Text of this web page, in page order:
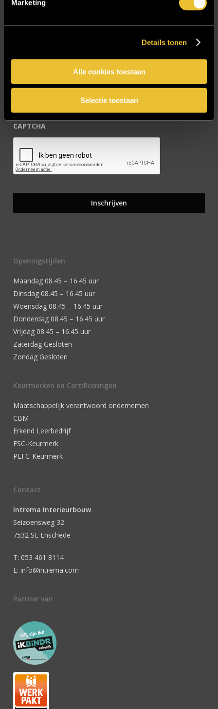
Marketing
Details tonen
Alle cookies toestaan
Selectie toestaan
CAPTCHA
Openingstijden
Maandag 08.45 – 16.45 uur
Dinsdag 08.45 – 16.45 uur
Woensdag 08.45 – 16.45 uur
Donderdag 08.45 – 16.45 uur
Vrijdag 08.45 – 16.45 uur
Zaterdag Gesloten
Zondag Gesloten
Keurmerken en Certificeringen
Maatschappelijk verantwoord ondernemen
CBM
Erkend Leerbedrijf
FSC-Keurmerk
PEFC-Keurmerk
Contact
Intrema Interieurbouw
Seizoensweg 32
7532 SL Enschede
T: 053 461 8114
E: info@intrema.com
Partner van